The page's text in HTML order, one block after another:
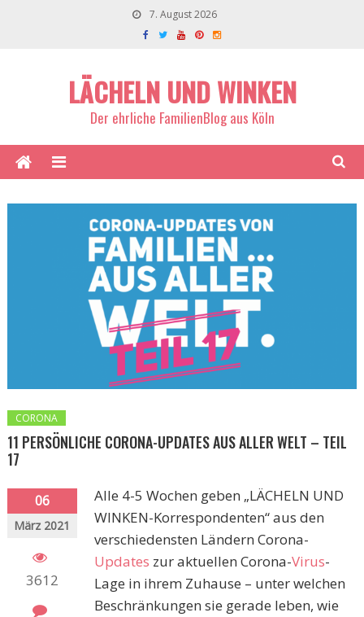
7. August 2026
LÄCHELN UND WINKEN
Der ehrliche FamilienBlog aus Köln
CORONA
11 PERSÖNLICHE CORONA-UPDATES AUS ALLER WELT – TEIL
17
06
März 2021
3612
Alle 4-5 Wochen geben „LÄCHELN UND
WINKEN-Korrespondenten“ aus den
verschiedensten Ländern Corona-
Updates zur aktuellen Corona-Virus-
Lage in ihrem Zuhause – unter welchen
Beschränkungen sie gerade leben, wie